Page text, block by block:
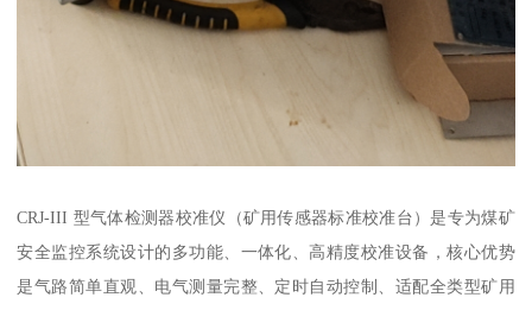
CRJ-III 型气体检测器校准仪（矿用传感器标准校准台）是专为煤矿
安全监控系统设计的多功能、一体化、高精度校准设备，核心优势
是气路简单直观、电气测量完整、定时自动控制、适配全类型矿用